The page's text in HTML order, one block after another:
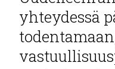
yhteydessä